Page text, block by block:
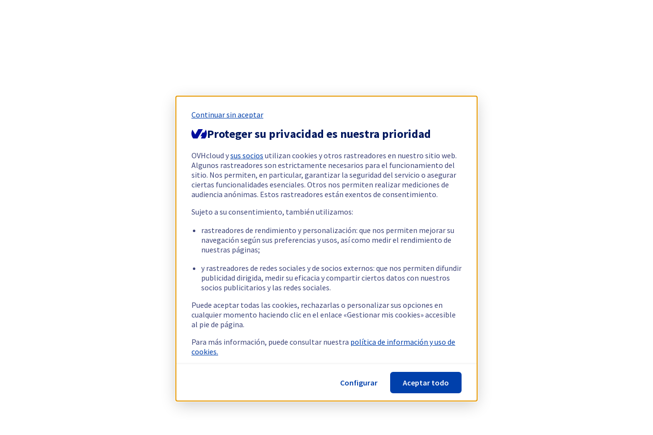
Continuar sin aceptar
Proteger su privacidad es nuestra prioridad
OVHcloud ysus socios utilizan cookies y otros rastreadores en nuestro sitio web.
Algunos rastreadores son estrictamente necesarios para el funcionamiento del
sitio. Nos permiten, en particular, garantizar la seguridad del servicio o asegurar
ciertas funcionalidades esenciales. Otros nos permiten realizar mediciones de
audiencia anónimas. Estos rastreadores están exentos de consentimiento.
Sujeto a su consentimiento, también utilizamos:
rastreadores de rendimiento y personalización: que nos permiten mejorar su
navegación según sus preferencias y usos, así como medir el rendimiento de
nuestras páginas;
y rastreadores de redes sociales y de socios externos: que nos permiten difundir
publicidad dirigida, medir su eficacia y compartir ciertos datos con nuestros
socios publicitarios y las redes sociales.
Puede aceptar todas las cookies, rechazarlas o personalizar sus opciones en
cualquier momento haciendo clic en el enlace «Gestionar mis cookies» accesible
al pie de página.
Para más información, puede consultar nuestra política de información y uso de
cookies.
Configurar Aceptar todo